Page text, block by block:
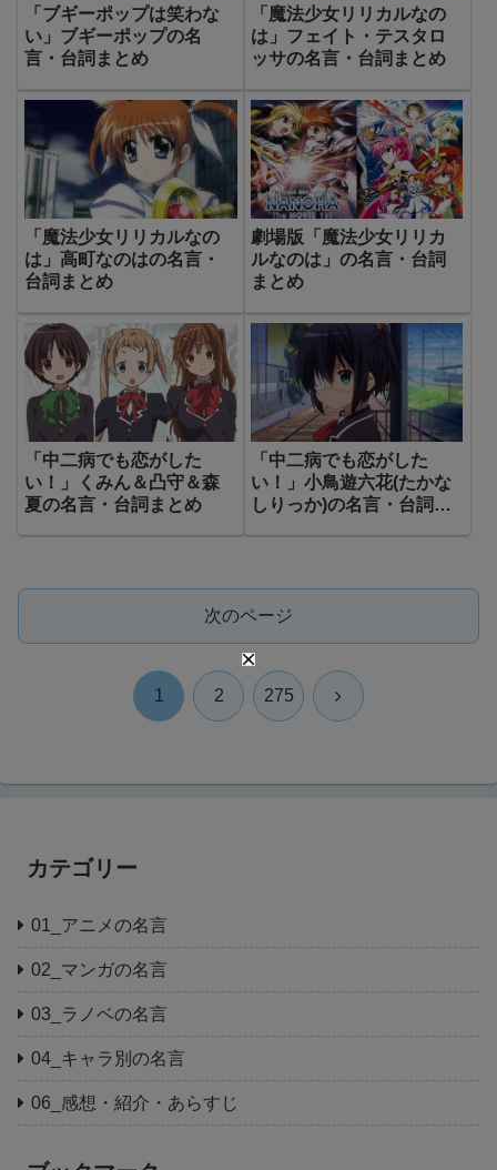
「ブギーポップは笑わな
い」ブギーポップの名
言・台詞まとめ
「魔法少女リリカルなの
は」フェイト・テスタロ
ッサの名言・台詞まとめ
「魔法少女リリカルなの
は」高町なのはの名言・
台詞まとめ
劇場版「魔法少女リリカ
ルなのは」の名言・台詞
まとめ
「中二病でも恋がした
い！」くみん＆凸守＆森
夏の名言・台詞まとめ
「中二病でも恋がした
い！」小鳥遊六花(たかな
しりっか)の名言・台詞ま
次のページ
1 2 275 次
カテゴリー
01_アニメの名言
02_マンガの名言
03_ラノベの名言
04_キャラ別の名言
06_感想・紹介・あらすじ